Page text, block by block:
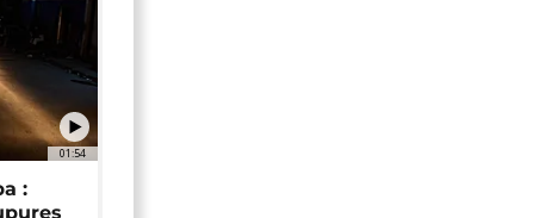
01:54
: